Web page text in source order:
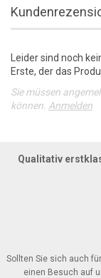
Leider sind noch
Erste, der das
Sie müssen
können. Anmelden
Qualitativ
Sollten Sie sich auch für
einen Besuch auf